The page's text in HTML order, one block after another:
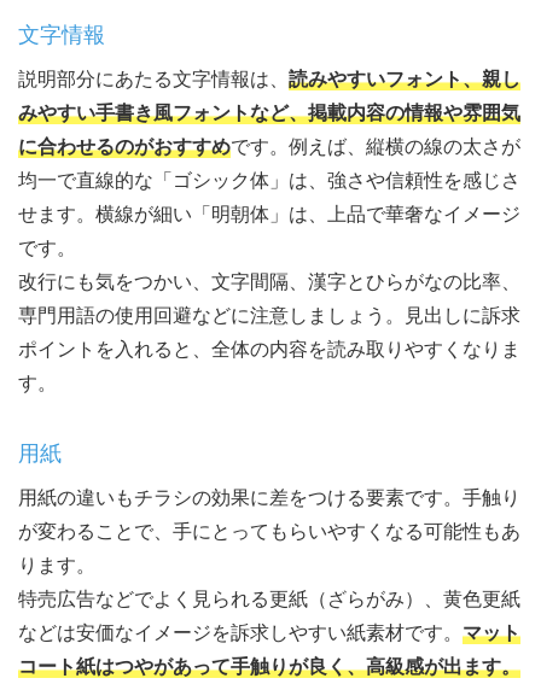
文字情報
説明部分にあたる文字情報は、 読みやすいフォント、親し
みやすい手書き風フォントなど、掲載内容の情報や雰囲気
に合わせるのがおすすめです。例えば、縦横の線の太さが
均一で直線的な「ゴシック体」は、強さや信頼性を感じさ
せます。横線が細い「明朝体」は、上品で華奢なイメージ
です。
改行にも気をつかい、文字間隔、漢字とひらがなの比率、
専門用語の使用回避などに注意しましょう。見出しに訴求
ポイントを入れると、全体の内容を読み取りやすくなりま
す。
用紙
用紙の違いもチラシの効果に差をつける要素です。手触り
が変わることで、手にとってもらいやすくなる可能性もあ
ります。
特売広告などでよく見られる更紙（ざらがみ）、黄色更紙
などは安価なイメージを訴求しやすい紙素材です。 マット
コート紙はつやがあって手触りが良く、高級感が出ます。